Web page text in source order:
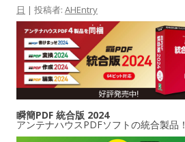
日 | 投稿者: AHEntry
瞬簡PDF 統合版 2024
アンテナハウスPDFソフトの統合製品！